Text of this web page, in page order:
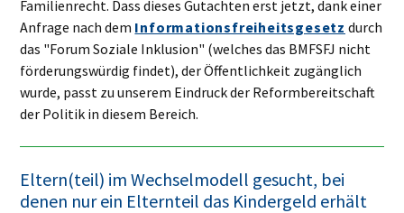
Familienrecht. Dass dieses Gutachten erst jetzt, dank einer
Anfrage nach dem Informationsfreiheitsgesetz durch
das "Forum Soziale Inklusion" (welches das BMFSFJ nicht
förderungswürdig findet), der Öffentlichkeit zugänglich
wurde, passt zu unserem Eindruck der Reformbereitschaft
der Politik in diesem Bereich.
Eltern(teil) im Wechselmodell gesucht, bei
denen nur ein Elternteil das Kindergeld erhält